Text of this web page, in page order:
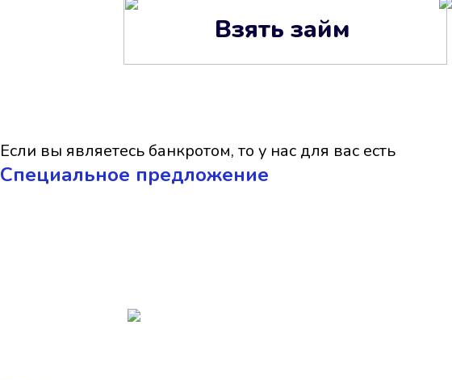
Взять займ
Если вы являетесь банкротом, то у нас для вас есть
Cпециальное предложение